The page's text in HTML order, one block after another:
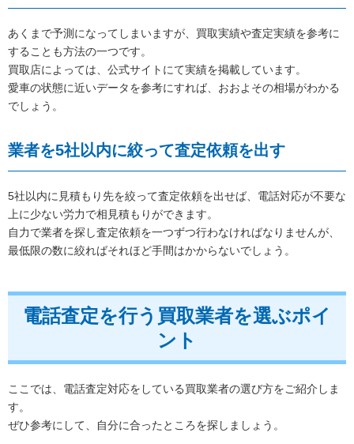
あくまで予測になってしまいますが、買取実績や査定実績を参考に
することも方法の一つです。
買取店によっては、公式サイトにて実績を掲載しています。
愛車の状態に近いデータを参考にすれば、おおよその相場がわかる
でしょう。
業者を5社以内に絞って査定依頼を出す
5社以内に見積もり先を絞って査定依頼を出せば、電話対応が不要な
上に少ない労力で相見積もりができます。
自力で業者を探し査定依頼を一つずつ行わなければなりませんが、
最低限の数に絞ればそれほど手間はかからないでしょう。
電話査定を行う買取業者を選ぶポイ
ント
ここでは、電話査定対応をしている買取業者の選び方をご紹介しま
す。
ぜひ参考にして、自分に合ったところを探しましょう。